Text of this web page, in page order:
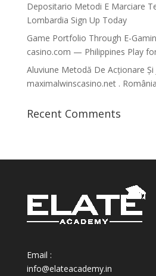
Depositario Metodi E Marciare
Lombardia Sign Up Today
Game Portfolio Through E-
casino.com — Philippines Play
Aluviune Metodă De Acționare Și
maximalwinscasino.net .
Recent Comments
Email :
info@elateacademy.in